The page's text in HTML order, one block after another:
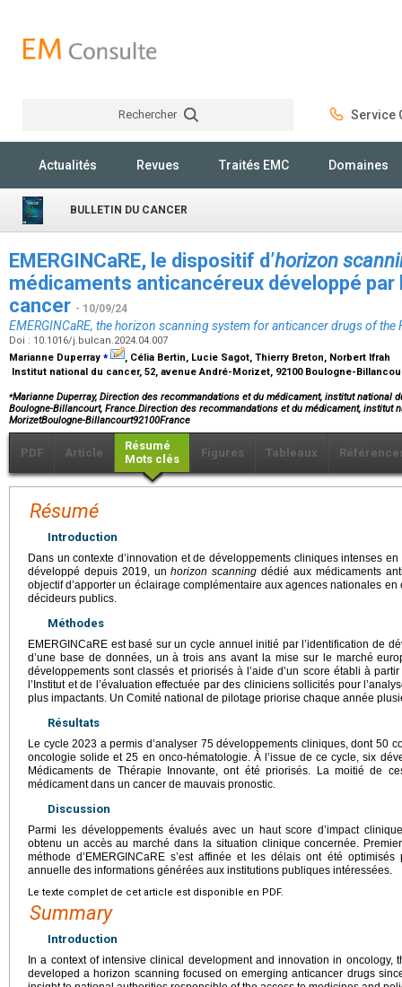
Rechercher Service
Actualités Revues Traités EMC Domaines
BULLETIN DU CANCER
EMERGINCaRE, le dispositif d’horizon
médicaments anticancéreux développé par
cancer - 10/09/24
EMERGINCaRE, the horizon scanning system for anticancer drugs of
Doi : 10.1016/j.bulcan.2024.04.007
Marianne Duperray ⁎
, Célia Bertin, Lucie Sagot, Thierry Breton, Norbert Ifrah
Institut national du cancer, 52, avenue André-Morizet, 92100 Boulogne-
⁎Marianne Duperray, Direction des recommandations et du médicament, institut national
Boulogne-Billancourt, France.Direction des recommandations et du médicament, institut
MorizetBoulogne-Billancourt92100France
PDF Article
Résumé
Mots clés
Figures Tableaux
Résumé
Introduction
Dans un contexte d’innovation et de développements cliniques intenses
développé depuis 2019, unhorizon scanning dédié aux médicaments
objectif d’apporter un éclairage complémentaire aux agences nationales en
décideurs publics.
Méthodes
EMERGINCaRE est basé sur un cycle annuel initié par l’identification de
d’une base de données, un à trois ans avant la mise sur le marché
développements sont classés et priorisés à l’aide d’un score établi à
l’Institut et de l’évaluation effectuée par des cliniciens sollicités pour
plus impactants. Un Comité national de pilotage priorise chaque année
Résultats
Le cycle 2023 a permis d’analyser 75 développements cliniques, dont 50
oncologie solide et 25 en onco-hématologie. À l’issue de ce cycle, six
Médicaments de Thérapie Innovante, ont été priorisés. La moitié de
médicament dans un cancer de mauvais pronostic.
Discussion
Parmi les développements évalués avec un haut score d’impact
obtenu un accès au marché dans la situation clinique concernée.
méthode d’EMERGINCaRE s’est affinée et les délais ont été
annuelle des informations générées aux institutions publiques intéressées.
Le texte complet de cet article est disponible en PDF.
Summary
Introduction
In a context of intensive clinical development and innovation in oncology,
developed a horizon scanning focused on emerging anticancer drugs